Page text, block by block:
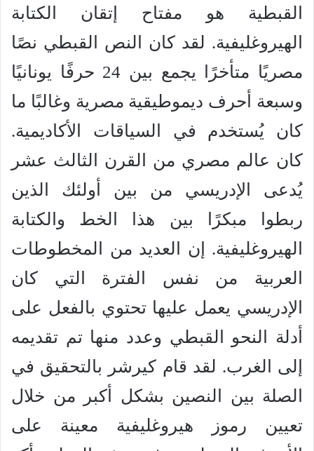
القبطية هو مفتاح إتقان الكتابة
الهيروغليفية. لقد كان النص القبطي نصًا
مصريًا متأخرًا يجمع بين 24 حرفًا يونانيًا
وسبعة أحرف ديموطيقية مصرية وغالبًا ما
كان يُستخدم في السياقات الأكاديمية.
كان عالم مصري من القرن الثالث عشر
يُدعى الإدريسي من بين أولئك الذين
ربطوا مبكرًا بين هذا الخط والكتابة
الهيروغليفية. إن العديد من المخطوطات
العربية من نفس الفترة التي كان
الإدريسي يعمل عليها تحتوي بالفعل على
أدلة النحو القبطي وعدد منها تم تقديمه
إلى الغرب. لقد قام كيرشر بالتحقيق في
الصلة بين النصين بشكل أكبر من خلال
تعيين رموز هيروغليفية معينة على